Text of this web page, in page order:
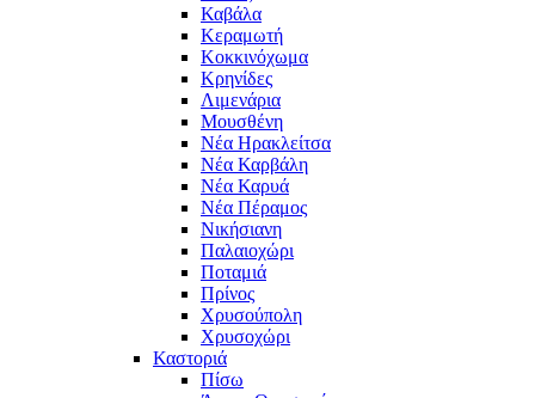
Καβάλα
Κεραμωτή
Κοκκινόχωμα
Κρηνίδες
Λιμενάρια
Μουσθένη
Νέα Ηρακλείτσα
Νέα Καρβάλη
Νέα Καρυά
Νέα Πέραμος
Νικήσιανη
Παλαιοχώρι
Ποταμιά
Πρίνος
Χρυσούπολη
Χρυσοχώρι
Καστοριά
Πίσω